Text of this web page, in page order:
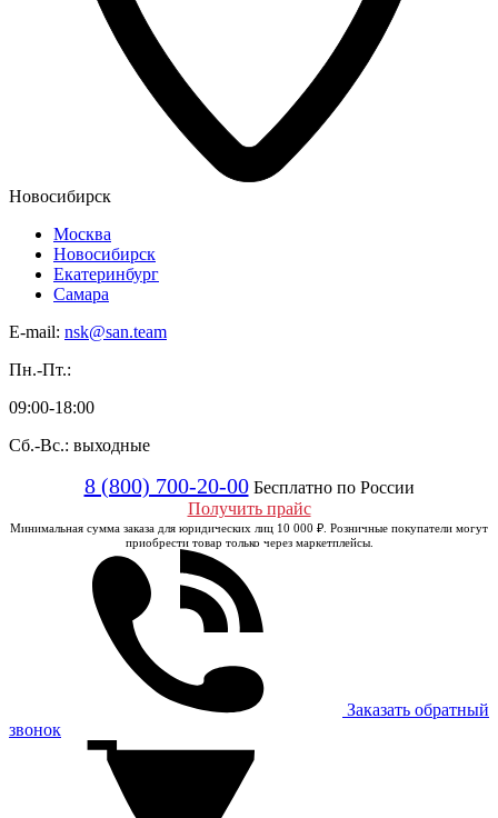
Новосибирск
Москва
Новосибирск
Екатеринбург
Самара
E-mail: nsk@san.team
Пн.-Пт.:
09:00-18:00
Сб.-Вс.: выходные
8 (800) 700-20-00 Бесплатно по России
Получить прайс
Минимальная сумма заказа для юридических лиц 10 000 ₽. Розничные покупатели могут
приобрести товар только через маркетплейсы.
Заказать обратный
звонок